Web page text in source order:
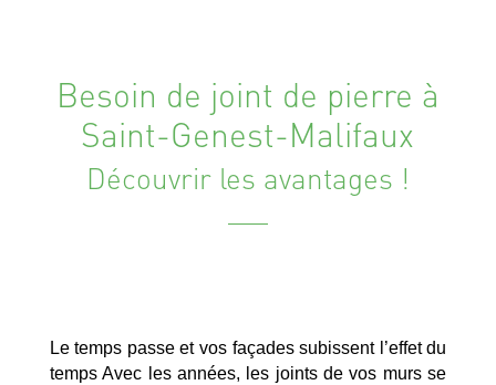
Besoin de joint de pierre à
Saint-Genest-Malifaux
Découvrir les avantages !
Le temps passe et vos façades subissent l’effet du
temps Avec les années, les joints de vos murs se